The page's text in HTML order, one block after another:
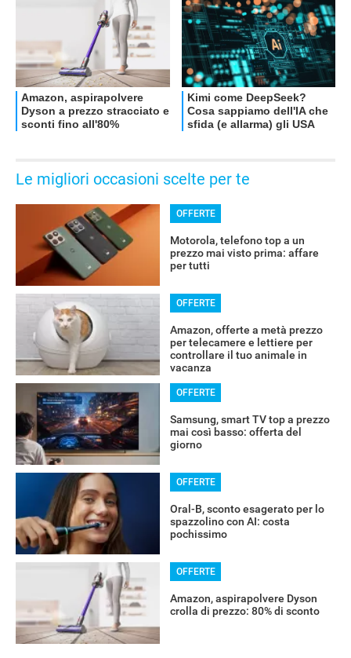
Le migliori occasioni scelte per te
OFFERTE
Motorola, telefono top a un
prezzo mai visto prima: affare
per tutti
OFFERTE
Amazon, offerte a metà prezzo
per telecamere e lettiere per
controllare il tuo animale in
vacanza
OFFERTE
Samsung, smart TV top a prezzo
mai così basso: offerta del
giorno
OFFERTE
Oral-B, sconto esagerato per lo
spazzolino con AI: costa
pochissimo
OFFERTE
Amazon, aspirapolvere Dyson
crolla di prezzo: 80% di sconto